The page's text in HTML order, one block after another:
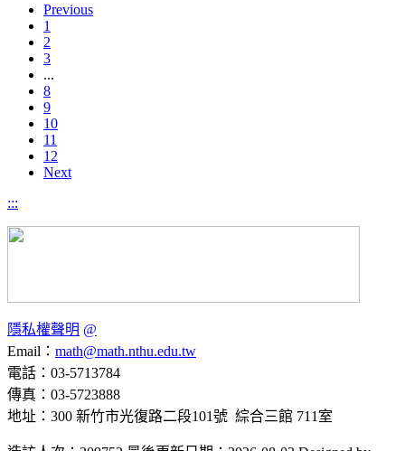
Previous
1
2
3
...
8
9
10
11
12
Next
:::
隱私權聲明 @
Email： math@math.nthu.edu.tw
電話：03-5713784
傳真：03-5723888
地址：300 新竹市光復路二段101號 綜合三館 711室